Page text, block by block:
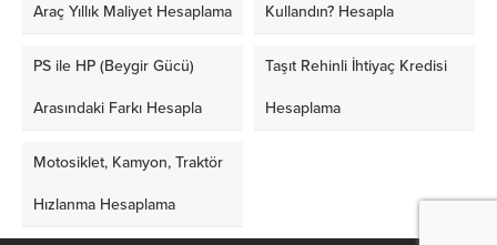
Araç Yıllık Maliyet Hesaplama Kullandın? Hesapla
PS ile HP (Beygir Gücü)
Arasındaki Farkı Hesapla
Taşıt Rehinli İhtiyaç Kredisi
Hesaplama
Motosiklet, Kamyon, Traktör
Hızlanma Hesaplama